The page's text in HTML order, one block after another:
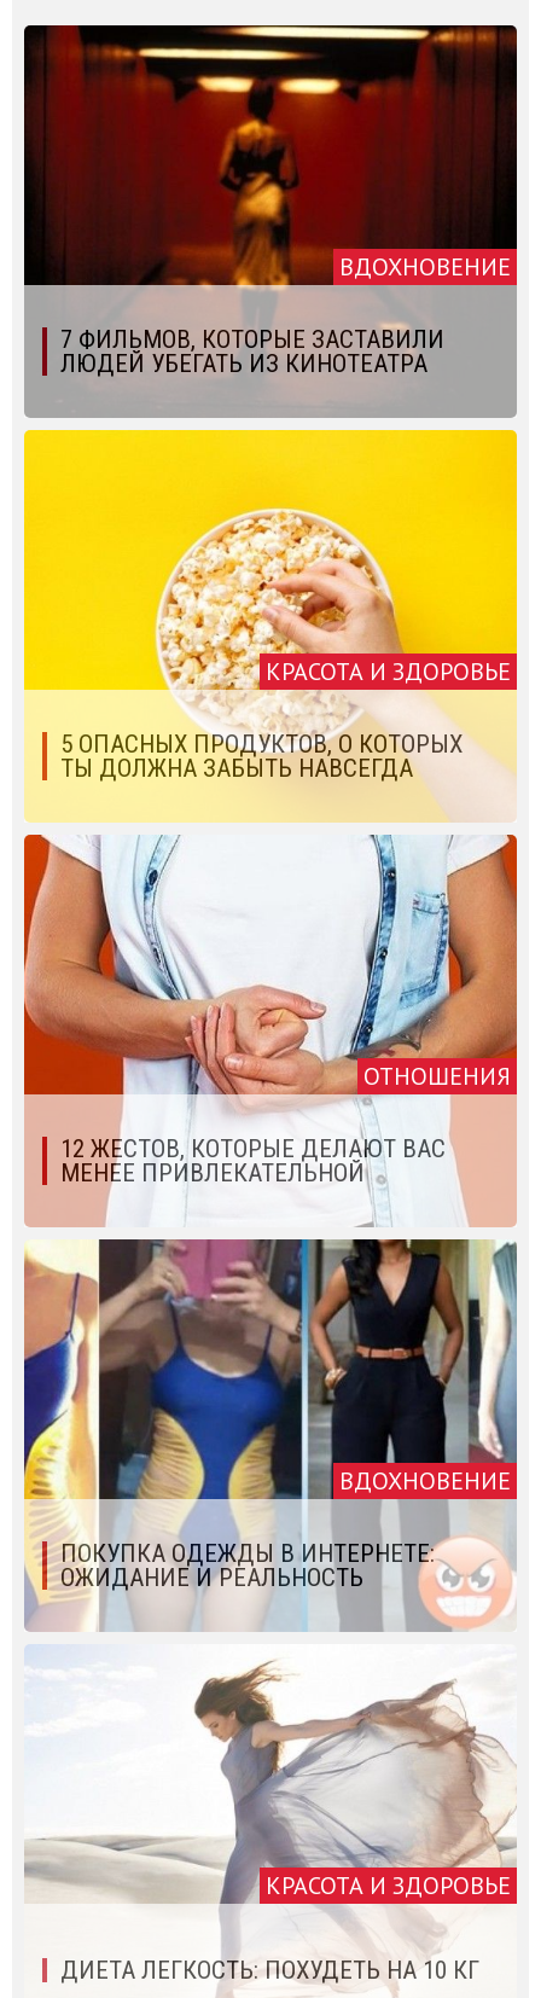
ВДОХНОВЕНИЕ
7 ФИЛЬМОВ, КОТОРЫЕ ЗАСТАВИЛИ
ЛЮДЕЙ УБЕГАТЬ ИЗ КИНОТЕАТРА
КРАСОТА И ЗДОРОВЬЕ
5 ОПАСНЫХ ПРОДУКТОВ, О КОТОРЫХ
ТЫ ДОЛЖНА ЗАБЫТЬ НАВСЕГДА
ОТНОШЕНИЯ
12 ЖЕСТОВ, КОТОРЫЕ ДЕЛАЮТ ВАС
МЕНЕЕ ПРИВЛЕКАТЕЛЬНОЙ
ВДОХНОВЕНИЕ
ПОКУПКА ОДЕЖДЫ В ИНТЕРНЕТЕ:
ОЖИДАНИЕ И РЕАЛЬНОСТЬ
КРАСОТА И ЗДОРОВЬЕ
ДИЕТА ЛЕГКОСТЬ: ПОХУДЕТЬ НА 10 КГ